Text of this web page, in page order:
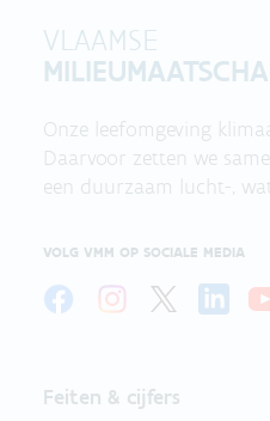
VLAAMSE
Onze leefomgeving
Daarvoor zetten we
een duurzaam lucht-,
VOLG VMM OP SOCIALE MEDIA
Feiten & cijfers